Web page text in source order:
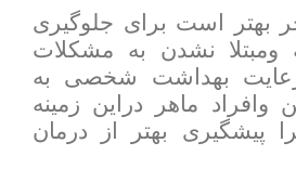
بهتر است برای جلوگیری
ومبتلا نشدن به مشکلات
بهداشت شخصی به
وافراد ماهر دراین زمینه
پیشگیری بهتر از درمان